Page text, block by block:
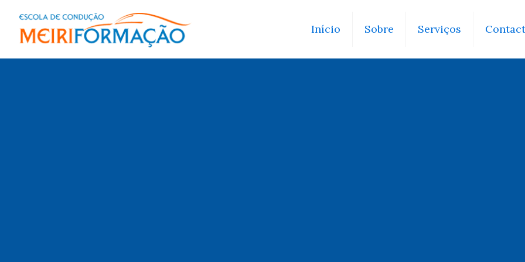
Início Sobre Serviços